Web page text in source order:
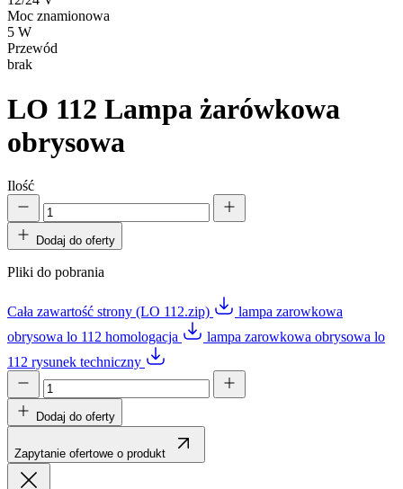
Moc znamionowa
5 W
Przewód
brak
LO 112 Lampa żarówkowa
obrysowa
Ilość
Dodaj do oferty
Pliki do pobrania
Cała zawartość strony (LO 112.zip)
lampa zarowkowa
obrysowa lo 112 homologacja
lampa zarowkowa obrysowa lo
112 rysunek techniczny
Dodaj do oferty
Zapytanie ofertowe o produkt